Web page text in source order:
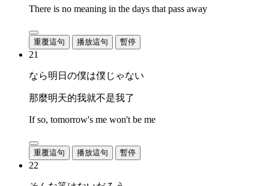
There is no meaning in the days that pass away
重覆這句 播放這句 暫停
21
なら明日の僕は僕じゃない
那麼明天的我就不是我了
If so, tomorrow's me won't be me
重覆這句 播放這句 暫停
22